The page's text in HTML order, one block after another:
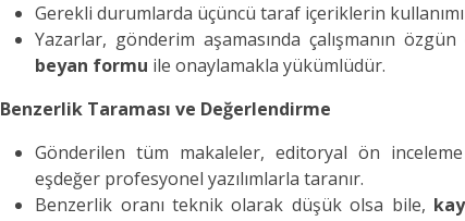
Gerekli durumlarda üçüncü taraf içeriklerin
Yazarlar, gönderim aşamasında çalışmanın
beyan formu ile onaylamakla yükümlüdür.
Benzerlik Taraması ve Değerlendirme
Gönderilen tüm makaleler, editoryal ön inceleme
eşdeğer profesyonel yazılımlarla taranır.
Benzerlik oranı teknik olarak düşük olsa bile,